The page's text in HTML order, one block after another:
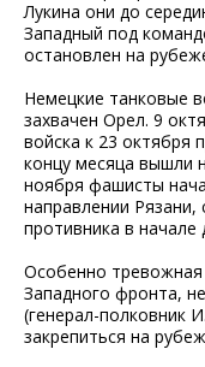
Лукина они до
Западный под
остановлен на
Немецкие танковые
захвачен Орел. 9
войска к 23
концу месяца вышли
ноября фашисты
направлении
противника в
Особенно тревожная
Западного фронта,
(генерал-полковник
закрепиться на